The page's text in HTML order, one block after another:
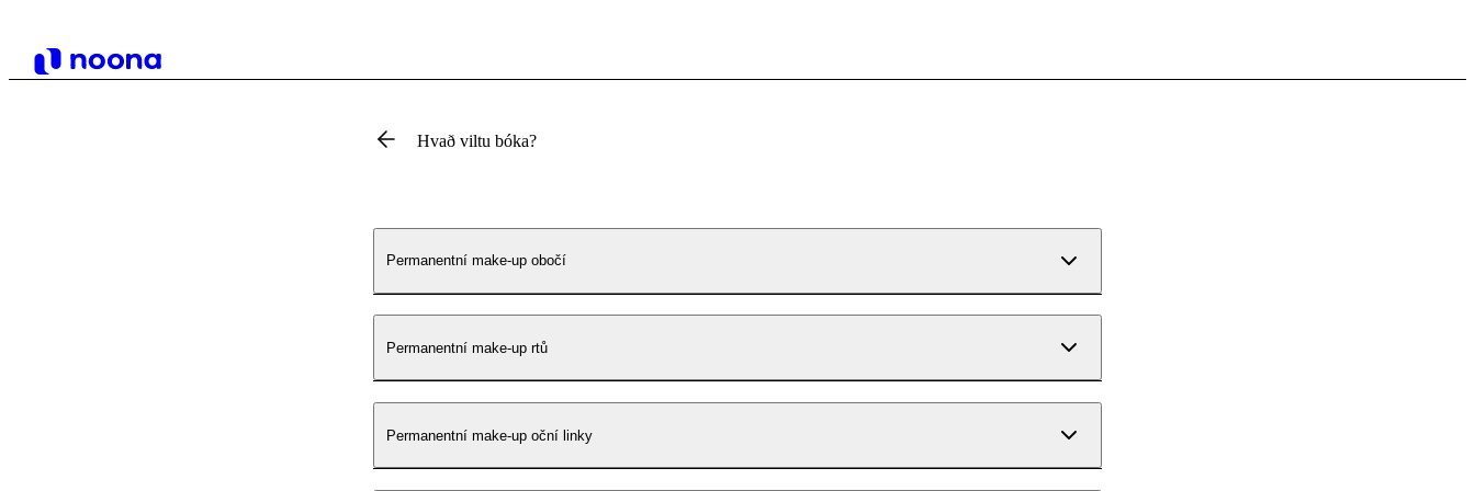
Hvað viltu bóka?
Permanentní make-up obočí
Permanentní make-up rtů
Permanentní make-up oční linky